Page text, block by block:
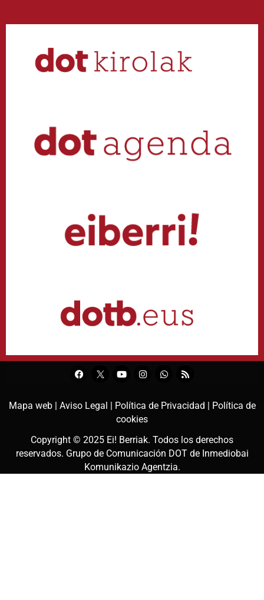
Mapa web | Aviso Legal | Política de Privacidad |
Política de
cookies
Copyright © 2025 Ei! Berriak. Todos los derechos
reservados. Grupo de Comunicación DOT de Inmediobai
Komunikazio Agentzia.